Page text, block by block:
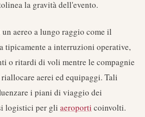
la gravità dell'evento.
un aereo a lungo raggio come il
tipicamente a interruzioni operative,
o ritardi di voli mentre le compagnie
aerei ed equipaggi. Tali
i piani di viaggio dei
logistici per gli aeroporti coinvolti.